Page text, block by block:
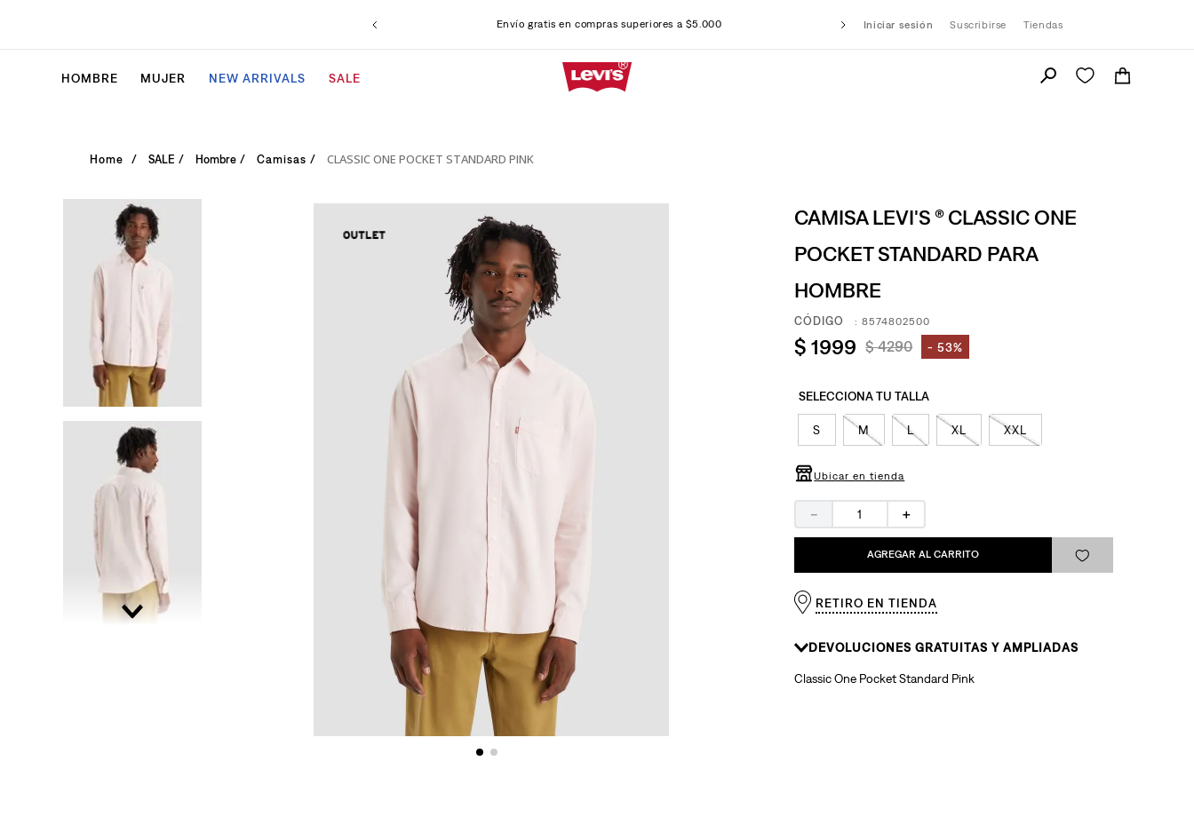
Envío gratis en compras superiores a $5.000 Iniciar sesión Suscribirse Tiendas
HOMBRE MUJER NEW ARRIVALS SALE
SALE Hombre Camisas CLASSIC ONE POCKET STANDARD PINK
CAMISA LEVI'S ® CLASSIC ONE
POCKET STANDARD PARA
HOMBRE
:8574802500
$ 1999 $ 4290 53%
S M L XL XXL
Ubicar en tienda
＋
－
AGREGAR AL CARRITO
RETIRO EN TIENDA
DEVOLUCIONES GRATUITAS Y AMPLIADAS
Classic One Pocket Standard Pink